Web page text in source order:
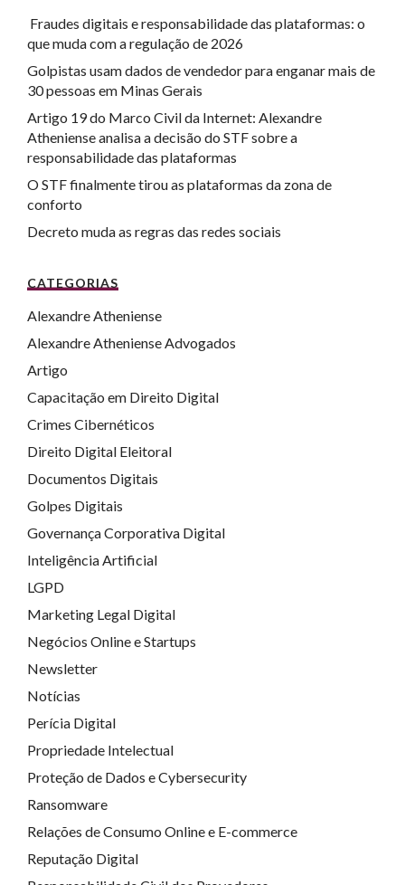
Fraudes digitais e responsabilidade das plataformas: o
que muda com a regulação de 2026
Golpistas usam dados de vendedor para enganar mais de
30 pessoas em Minas Gerais
Artigo 19 do Marco Civil da Internet: Alexandre
Atheniense analisa a decisão do STF sobre a
responsabilidade das plataformas
O STF finalmente tirou as plataformas da zona de
conforto
Decreto muda as regras das redes sociais
CATEGORIAS
Alexandre Atheniense
Alexandre Atheniense Advogados
Artigo
Capacitação em Direito Digital
Crimes Cibernéticos
Direito Digital Eleitoral
Documentos Digitais
Golpes Digitais
Governança Corporativa Digital
Inteligência Artificial
LGPD
Marketing Legal Digital
Negócios Online e Startups
Newsletter
Notícias
Perícia Digital
Propriedade Intelectual
Proteção de Dados e Cybersecurity
Ransomware
Relações de Consumo Online e E-commerce
Reputação Digital